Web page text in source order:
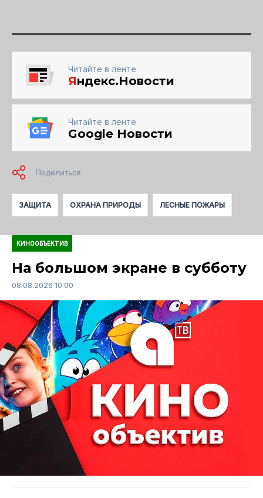
Читайте в ленте
Яндекс.Новости
Читайте в ленте
Google Новости
ЗАЩИТА ОХРАНА ПРИРОДЫ ЛЕСНЫЕ ПОЖАРЫ
КИНООБЪЕКТИВ
На большом экране в субботу
08.08.2026 10:00